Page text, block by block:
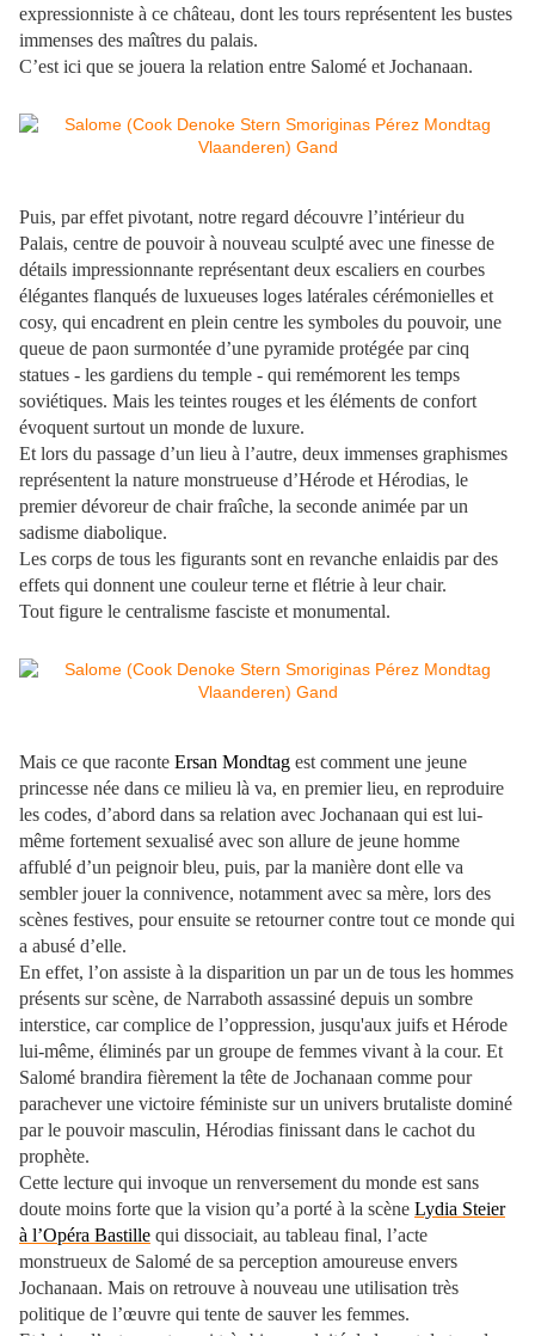
expressionniste à ce château, dont les tours représentent les bustes
immenses des maîtres du palais.
C’est ici que se jouera la relation entre Salomé et Jochanaan.
Puis, par effet pivotant, notre regard découvre l’intérieur du
Palais, centre de pouvoir à nouveau sculpté avec une finesse de
détails impressionnante représentant deux escaliers en courbes
élégantes flanqués de luxueuses loges latérales cérémonielles et
cosy, qui encadrent en plein centre les symboles du pouvoir, une
queue de paon surmontée d’une pyramide protégée par cinq
statues - les gardiens du temple - qui remémorent les temps
soviétiques. Mais les teintes rouges et les éléments de confort
évoquent surtout un monde de luxure.
Et lors du passage d’un lieu à l’autre, deux immenses graphismes
représentent la nature monstrueuse d’Hérode et Hérodias, le
premier dévoreur de chair fraîche, la seconde animée par un
sadisme diabolique.
Les corps de tous les figurants sont en revanche enlaidis par des
effets qui donnent une couleur terne et flétrie à leur chair.
Tout figure le centralisme fasciste et monumental.
Mais ce que raconte Ersan Mondtag est comment une jeune
princesse née dans ce milieu là va, en premier lieu, en reproduire
les codes, d’abord dans sa relation avec Jochanaan qui est lui-
même fortement sexualisé avec son allure de jeune homme
affublé d’un peignoir bleu, puis, par la manière dont elle va
sembler jouer la connivence, notamment avec sa mère, lors des
scènes festives, pour ensuite se retourner contre tout ce monde qui
a abusé d’elle.
En effet, l’on assiste à la disparition un par un de tous les hommes
présents sur scène, de Narraboth assassiné depuis un sombre
interstice, car complice de l’oppression, jusqu'aux juifs et Hérode
lui-même, éliminés par un groupe de femmes vivant à la cour. Et
Salomé brandira fièrement la tête de Jochanaan comme pour
parachever une victoire féministe sur un univers brutaliste dominé
par le pouvoir masculin, Hérodias finissant dans le cachot du
prophète.
Cette lecture qui invoque un renversement du monde est sans
doute moins forte que la vision qu’a porté à la scène Lydia Steier
à l’Opéra Bastille qui dissociait, au tableau final, l’acte
monstrueux de Salomé de sa perception amoureuse envers
Jochanaan. Mais on retrouve à nouveau une utilisation très
politique de l’œuvre qui tente de sauver les femmes.